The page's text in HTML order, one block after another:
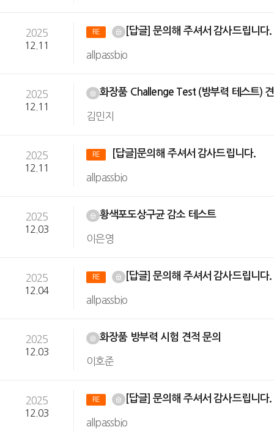
2025
12.11
RE [답글] 문의해 주셔서 감사드립니다.
allpassbio
2025
12.11
화장품 Challenge Test (방부력 테스트)
김민지
2025
12.11
RE [답글]문의해 주셔서 감사드립니다.
allpassbio
2025
12.03
황색포도상구균 감소 테스트
이은영
2025
12.04
RE [답글] 문의해 주셔서 감사드립니다.
allpassbio
2025
12.03
화장품 방부력 시험 견적 문의
이호준
2025
12.03
RE [답글] 문의해 주셔서 감사드립니다.
allpassbio